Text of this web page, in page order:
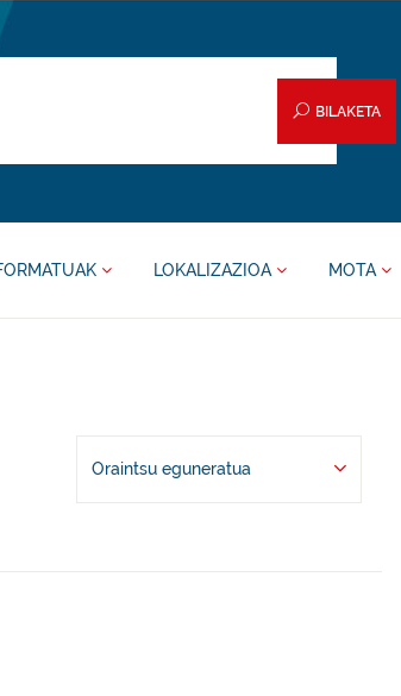
BILAKETA
LOKALIZAZIOA MOTA
Oraintsu eguneratua